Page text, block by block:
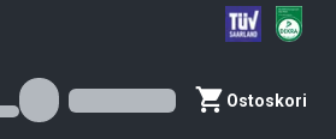
Ostoskori